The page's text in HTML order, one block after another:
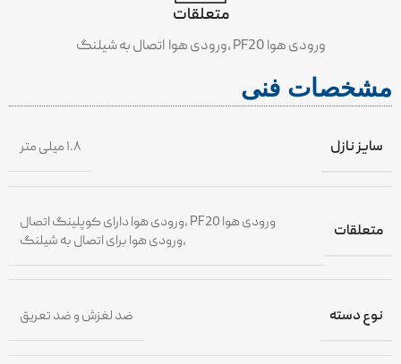
متعلقات
ورودی هوا PF20 ،ورودی هوا اتصال به شیلنگ
مشخصات فنی
سایز نازل ۱.۸ میلی متر
متعلقات
ورودی هوا PF20 ،ورودی هوا دارای کوپلینگ اتصال
،ورودی هوا برای اتصال به شیلنگ
نوع دسته ضد لغزش و ضد تعریق